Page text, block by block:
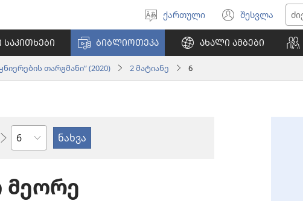
აირჩიეთ
ენა
ქართული შესვლა
(გაიხსნება
ახალი
ფანჯარა)
ᲑᲘᲑᲚᲘᲝᲗᲔᲙᲐ ᲐᲮᲐᲚᲘ ᲐᲛᲑᲔᲑᲘ
თარგმანი“ (2020) 2 მატიანე 6
თავი
მეორე